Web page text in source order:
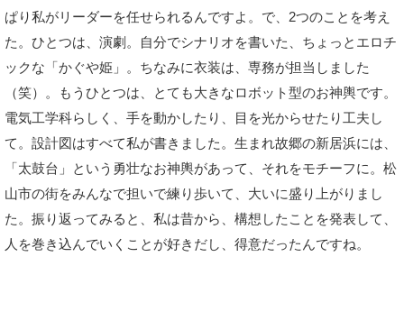
ぱり私がリーダーを任せられるんですよ。で、2つのことを考え
た。ひとつは、演劇。自分でシナリオを書いた、ちょっとエロチ
ックな「かぐや姫」。ちなみに衣装は、専務が担当しました
（笑）。もうひとつは、とても大きなロボット型のお神輿です。
電気工学科らしく、手を動かしたり、目を光からせたり工夫し
て。設計図はすべて私が書きました。生まれ故郷の新居浜には、
「太鼓台」という勇壮なお神輿があって、それをモチーフに。松
山市の街をみんなで担いで練り歩いて、大いに盛り上がりまし
た。振り返ってみると、私は昔から、構想したことを発表して、
人を巻き込んでいくことが好きだし、得意だったんですね。